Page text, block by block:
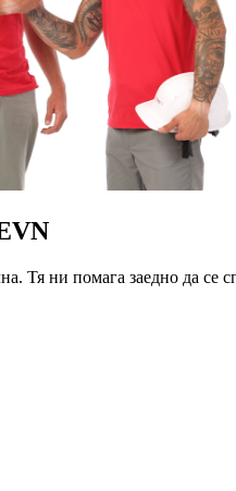
Тя ни помага заедно да се